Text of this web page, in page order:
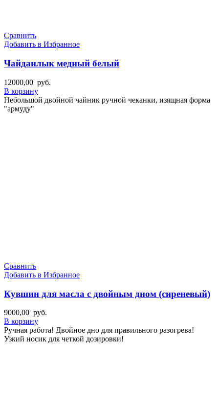
Сравнить
Добавить в Избранное
Чайданлык медный белый
12000,00 руб.
В корзину
Небольшой двойной чайник ручной чеканки, изящная форма
"армуду"
Сравнить
Добавить в Избранное
Кувшин для масла с двойным дном (сиреневый)
9000,00 руб.
В корзину
Ручная работа! Двойное дно для правильного разогрева!
Узкий носик для четкой дозировки!